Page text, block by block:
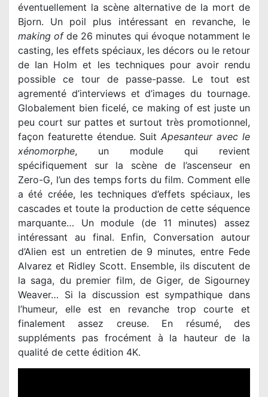
éventuellement la scène alternative de la mort de
making ofde 26 minutes qui évoque notamment le
casting, les effets spéciaux, les décors ou le retour
de Ian Holm et les techniques pour avoir rendu
possible ce tour de passe-passe. Le tout est
agrementé d’interviews et d’images du tournage.
Globalement bien ficelé, ce making of est juste un
peu court sur pattes et surtout très promotionnel,
façon featurette étendue. Suit Apesanteur avec le
xénomorphe, un module qui revient
spécifiquement sur la scène de l’ascenseur en
Zero-G, l’un des temps forts du film. Comment elle
a été créée, les techniques d’effets spéciaux, les
cascades et toute la production de cette séquence
marquante… Un module (de 11 minutes) assez
intéressant au final. Enfin, Conversation autour
d’Alien est un entretien de 9 minutes, entre Fede
Alvarez et Ridley Scott. Ensemble, ils discutent de
la saga, du premier film, de Giger, de Sigourney
Weaver… Si la discussion est sympathique dans
l’humeur, elle est en revanche trop courte et
finalement assez creuse. En résumé, des
suppléments pas frocément à la hauteur de la
qualité de cette édition 4K.